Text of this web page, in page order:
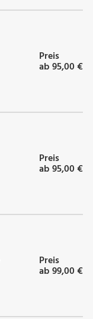
Preis
ab 95,00 €
Preis
ab 95,00 €
Preis
ab 99,00 €